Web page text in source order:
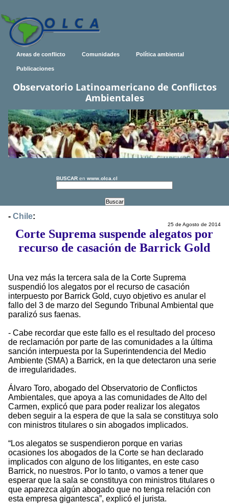
Areas de conflicto Comunidades Política ambiental
Publicaciones
Observatorio Latinoamericano de Conflictos
Ambientales
BUSCAR en www.olca.cl
- Chile:
25 de Agosto de 2014
Corte Suprema suspende alegatos por
recurso de casación de Barrick Gold
Una vez más la tercera sala de la Corte Suprema
suspendió los alegatos por el recurso de casación
interpuesto por Barrick Gold, cuyo objetivo es anular el
fallo del 3 de marzo del Segundo Tribunal Ambiental que
paralizó sus faenas.
- Cabe recordar que este fallo es el resultado del proceso
de reclamación por parte de las comunidades a la última
sanción interpuesta por la Superintendencia del Medio
Ambiente (SMA) a Barrick, en la que detectaron una serie
de irregularidades.
Álvaro Toro, abogado del Observatorio de Conflictos
Ambientales, que apoya a las comunidades de Alto del
Carmen, explicó que para poder realizar los alegatos
deben seguir a la espera de que la sala se constituya solo
con ministros titulares o sin abogados implicados.
“Los alegatos se suspendieron porque en varias
ocasiones los abogados de la Corte se han declarado
implicados con alguno de los litigantes, en este caso
Barrick, no nuestros. Por lo tanto, o vamos a tener que
esperar que la sala se constituya con ministros titulares o
que aparezca algún abogado que no tenga relación con
esta empresa gigantesca”, explicó el jurista.